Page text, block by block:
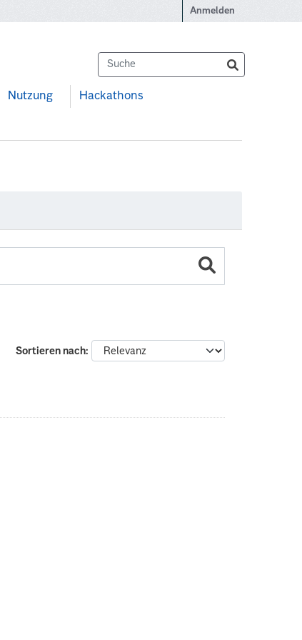
Anmelden
Nutzung Hackathons
Sortieren nach